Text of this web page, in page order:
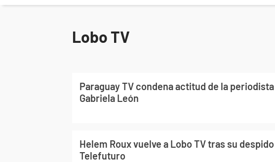
Lobo TV
Paraguay TV condena actitud de la periodista
Gabriela León
Helem Roux vuelve a Lobo TV tras su
Telefuturo